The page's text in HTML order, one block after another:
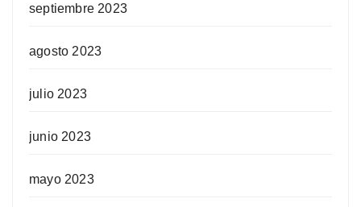
septiembre 2023
agosto 2023
julio 2023
junio 2023
mayo 2023